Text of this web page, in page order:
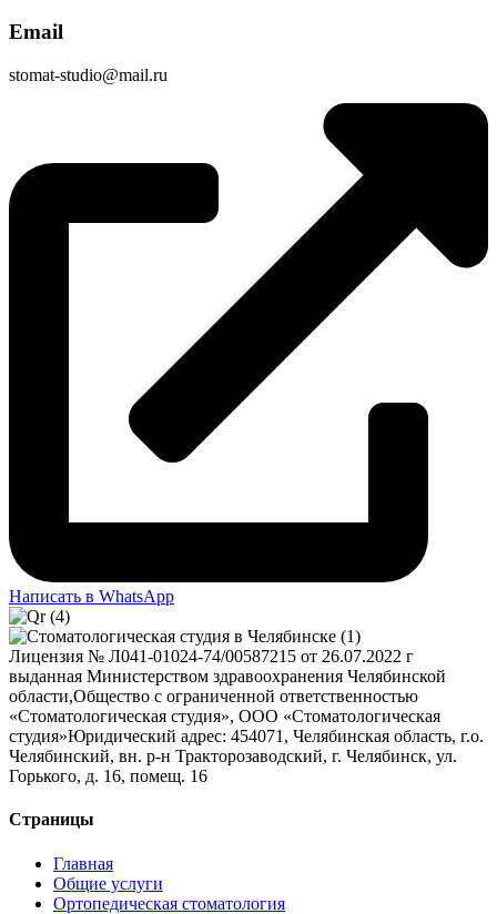
Email
stomat-studio@mail.ru
Написать в WhatsApp
Лицензия № Л041-01024-74/00587215 от 26.07.2022 г
выданная Министерством здравоохранения Челябинской
области,Общество с ограниченной ответственностью
«Стоматологическая студия», ООО «Стоматологическая
студия»Юридический адрес: 454071, Челябинская область, г.о.
Челябинский, вн. р-н Тракторозаводский, г. Челябинск, ул.
Горького, д. 16, помещ. 16
Страницы
Главная
Общие услуги
Ортопедическая стоматология